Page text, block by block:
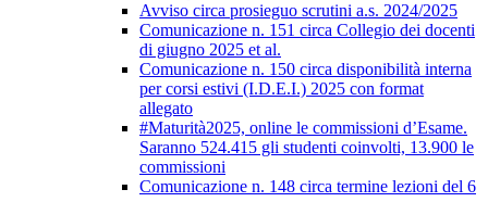
Avviso circa prosieguo scrutini a.s. 2024/2025
Comunicazione n. 151 circa Collegio dei docenti
di giugno 2025 et al.
Comunicazione n. 150 circa disponibilità interna
per corsi estivi (I.D.E.I.) 2025 con format
allegato
#Maturità2025, online le commissioni d’Esame.
Saranno 524.415 gli studenti coinvolti, 13.900 le
commissioni
Comunicazione n. 148 circa termine lezioni del 6